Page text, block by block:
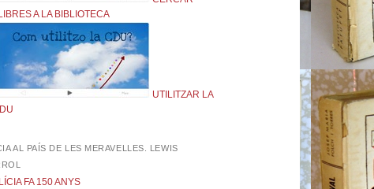
A LA BIBLIOTECA
UTILITZAR LA
AL PAÍS DE LES MERAVELLES. LEWIS
FA 150 ANYS